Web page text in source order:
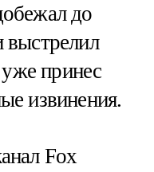
до
уже принес
извинения.
Fox